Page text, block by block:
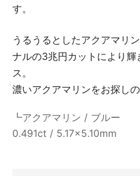
す。
うるうるとしたアクアマリ
ナルの3兆円カットにより
ス。
濃いアクアマリンをお探し
┗アクアマリン / ブルー
0.491ct / 5.17×5.10mm